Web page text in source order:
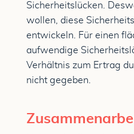
Sicherheitslücken.
wollen, diese
entwickeln. Für einen
aufwendige
Verhältnis zum Ertrag
nicht gegeben.